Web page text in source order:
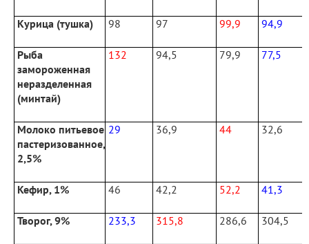
Курица (тушка) 98 97 99,9 94,9
Рыба
замороженная
неразделенная
(минтай)
132 94,5 79,9 77,5
Молоко питьевое
пастеризованное,
2,5%
29 36,9 44 32,6
Кефир, 1% 46 42,2 52,2 41,3
Творог, 9% 233,3 315,8 286,6 304,5